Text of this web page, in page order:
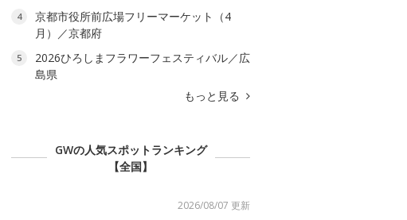
4
京都市役所前広場フリーマーケット（4
月）／京都府
5
2026ひろしまフラワーフェスティバル／広
島県
もっと見る
GWの人気スポットランキング
【全国】
2026/08/07 更新